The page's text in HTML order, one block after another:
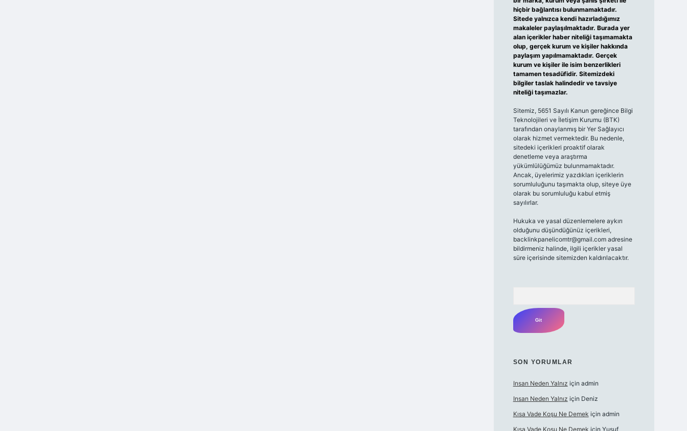
hiçbir bağlantısı bulunmamaktadır.
Sitede yalnızca kendi hazırladığımız
makaleler paylaşılmaktadır. Burada yer
alan içerikler haber niteliği taşımamakta
olup, gerçek kurum ve kişiler hakkında
paylaşım yapılmamaktadır. Gerçek
kurum ve kişiler ile isim benzerlikleri
tamamen tesadüfidir. Sitemizdeki
bilgiler taslak halindedir ve tavsiye
niteliği taşımazlar.
Sitemiz, 5651 Sayılı Kanun gereğince Bilgi
Teknolojileri ve İletişim Kurumu (BTK)
tarafından onaylanmış bir Yer Sağlayıcı
olarak hizmet vermektedir. Bu nedenle,
sitedeki içerikleri proaktif olarak
denetleme veya araştırma
yükümlülüğümüz bulunmamaktadır.
Ancak, üyelerimiz yazdıkları içeriklerin
sorumluluğunu taşımakta olup, siteye üye
olarak bu sorumluluğu kabul etmiş
sayılırlar.
Hukuka ve yasal düzenlemelere aykırı
olduğunu düşündüğünüz içerikleri,
backlinkpanelicomtr@gmail.comadresine
bildirmeniz halinde, ilgili içerikler yasal
süre içerisinde sitemizden kaldırılacaktır.
SON YORUMLAR
Insan Neden Yalnız için admin
Insan Neden Yalnız için Deniz
Kısa Vade Koşu Ne Demek için admin
Kısa Vade Koşu Ne Demek için Yusuf